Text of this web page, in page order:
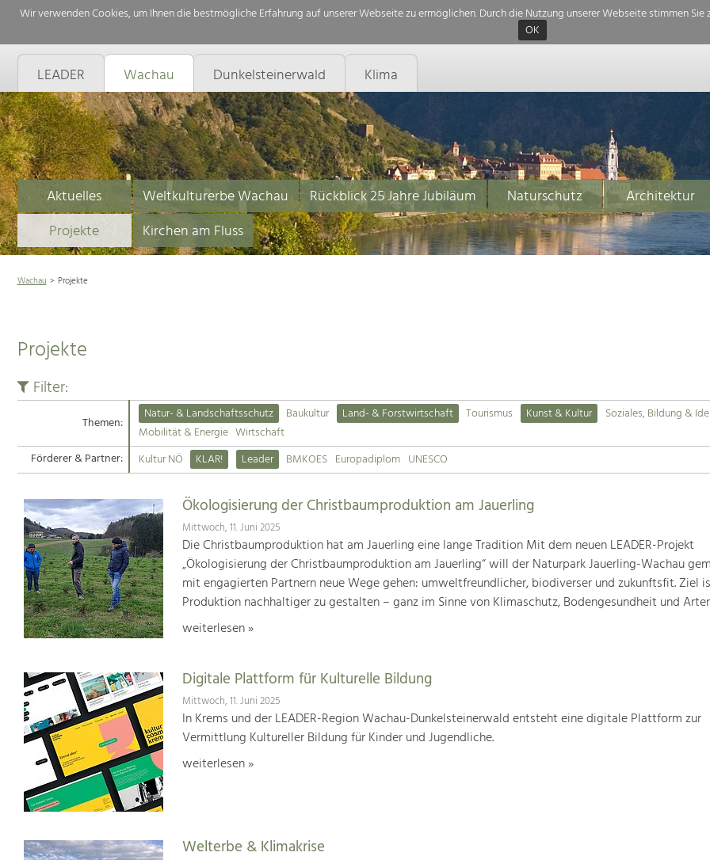
Wir verwenden Cookies, um Ihnen die bestmögliche Erfahrung auf unserer Webseite zu ermöglichen. Durch die Nutzung unserer Webseite stimmen
OK
LEADER Wachau Dunkelsteinerwald Klima
Aktuelles Weltkulturerbe Wachau Rückblick 25 Jahre Jubiläum Naturschutz Architektur
Projekte
Kirchen am Fluss
Wachau Projekte
Projekte
Filter:
Themen: Natur- & Landschaftsschutz Baukultur Land- & Forstwirtschaft Tourismus Kunst & Kultur
Soziales, Bildung &
Mobilität & Energie Wirtschaft
Förderer & Partner:
Kultur NÖ KLAR! Leader BMKOES Europadiplom UNESCO
Ökologisierung der Christbaumproduktion am Jauerling
Mittwoch, 11. Juni 2025
Die Christbaumproduktion hat am Jauerling eine lange Tradition Mit dem neuen LEADER-Projekt
„Ökologisierung der Christbaumproduktion am Jauerling“ will der Naturpark Jauerling-Wachau
mit engagierten Partnern neue Wege gehen: umweltfreundlicher, biodiverser und zukunftsfit. Ziel
Produktion nachhaltiger zu gestalten – ganz im Sinne von Klimaschutz, Bodengesundheit und
weiterlesen »
Digitale Plattform für Kulturelle Bildung
Mittwoch, 11. Juni 2025
In Krems und der LEADER-Region Wachau-Dunkelsteinerwald entsteht eine digitale Plattform zur
Vermittlung Kultureller Bildung für Kinder und Jugendliche.
weiterlesen »
Welterbe & Klimakrise